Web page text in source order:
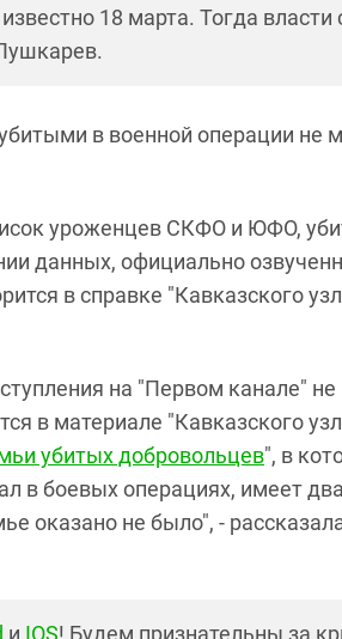
известно 18 марта. Тогда
в военной операции не
уроженцев СКФО и ЮФО,
данных, официально
в справке "Кавказского
на "Первом канале"
в материале "Кавказского
убитых добровольцев", в
в боевых операциях, имеет
оказано не было", -
и IOS! Будем признательны за